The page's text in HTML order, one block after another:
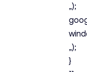
„);
„);
}